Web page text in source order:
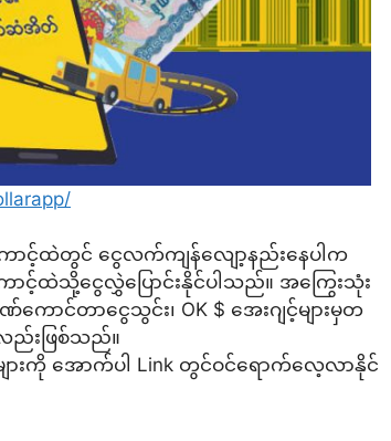
ောင့်ထဲတွင် ငွေလက်ကျန်လျော့နည်းနေပါက
ထဲသို့ငွေလွှဲပြောင်းနိုင်ပါသည်။ အကြွေးသုံး
ာင်တာငွေသွင်း၊ OK $ အေးဂျင့်များမှတ
ည်းဖြစ်သည်။
ျားကို အောက်ပါ Link တွင်ဝင်ရောက်လေ့လာနိုင်